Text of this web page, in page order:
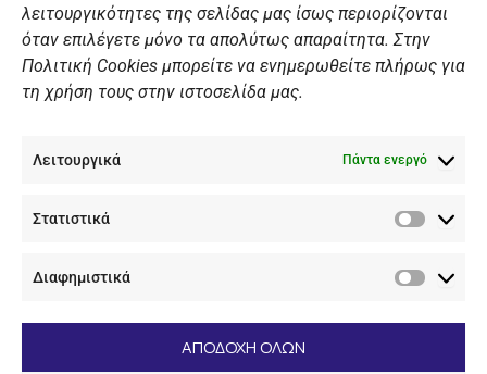
λειτουργικότητες της σελίδας μας ίσως περιορίζονται
όταν επιλέγετε μόνο τα απολύτως απαραίτητα. Στην
Πολιτική Cookies μπορείτε να ενημερωθείτε πλήρως για
τη χρήση τους στην ιστοσελίδα μας.
Λειτουργικά Πάντα ενεργό
Στατιστικά
Διαφημιστικά
ΑΠΟΔΟΧΗ ΟΛΩΝ
Πολιτική Ιστοσελίδας
Πολιτική Cookies Iστοσελίδας
Γενική Πολιτική ΝΟΒ
Ενημέρωση Summer Camp
ΕΠΙΚΟΙΝΩΝΊΑ
+30 210 89 62 416